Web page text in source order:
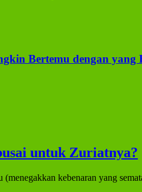
Bertemu dengan yang
untuk Zuriatnya?
kebenaran yang